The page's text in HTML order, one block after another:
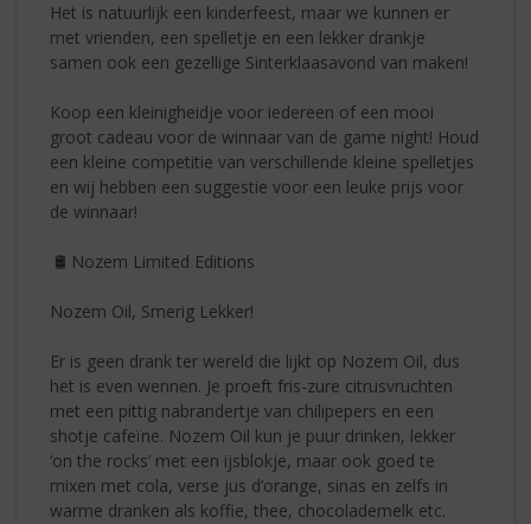
Het is natuurlijk een kinderfeest, maar we kunnen er
met vrienden, een spelletje en een lekker drankje
samen ook een gezellige Sinterklaasavond van maken!
Koop een kleinigheidje voor iedereen of een mooi
groot cadeau voor de winnaar van de game night! Houd
een kleine competitie van verschillende kleine spelletjes
en wij hebben een suggestie voor een leuke prijs voor
de winnaar!
🛢️ Nozem Limited Editions
Nozem Oil, Smerig Lekker!
Er is geen drank ter wereld die lijkt op Nozem Oil, dus
het is even wennen. Je proeft fris-zure citrusvruchten
met een pittig nabrandertje van chilipepers en een
shotje cafeïne. Nozem Oil kun je puur drinken, lekker
‘on the rocks’ met een ijsblokje, maar ook goed te
mixen met cola, verse jus d’orange, sinas en zelfs in
warme dranken als koffie, thee, chocolademelk etc.